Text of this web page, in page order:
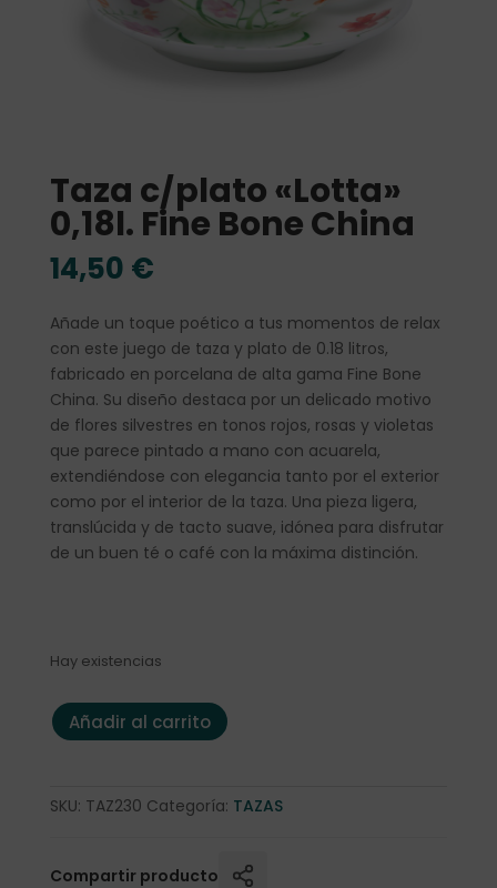
Taza c/plato «Lotta»
0,18l. Fine Bone China
14,50 €
Añade un toque poético a tus momentos de relax
con este juego de taza y plato de 0.18 litros,
fabricado en porcelana de alta gama Fine Bone
China. Su diseño destaca por un delicado motivo
de flores silvestres en tonos rojos, rosas y violetas
que parece pintado a mano con acuarela,
extendiéndose con elegancia tanto por el exterior
como por el interior de la taza. Una pieza ligera,
translúcida y de tacto suave, idónea para disfrutar
de un buen té o café con la máxima distinción.
Hay existencias
Taza c/plato "Lotta" 0,18l. Fine Bone China cantidad
Añadir al carrito
SKU: TAZ230 Categoría: TAZAS
Compartir producto